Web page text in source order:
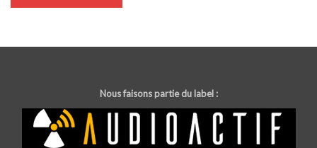
Nous faisons partie du label :